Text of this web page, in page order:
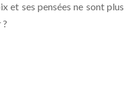
et ses pensées ne sont plus